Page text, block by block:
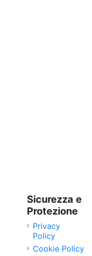
Sicurezza e
Protezione
Privacy
Policy
Cookie Policy